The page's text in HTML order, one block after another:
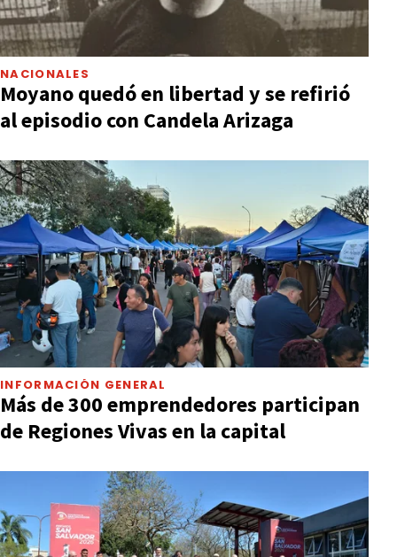
NACIONALES
Moyano quedó en libertad y se refirió
al episodio con Candela Arizaga
INFORMACIÓN GENERAL
Más de 300 emprendedores participan
de Regiones Vivas en la capital